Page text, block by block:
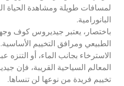
لمسافات طويلة ومشاهدة الحياة
البانورامية.
باختصار، يعتبر جيديروس كوف
الطبيعي ومرافق التخييم
الاسترخاء بجانب الماء، أو التنزه
المعالم السياحية القريبة، فإن
تخييم فريدة من نوعها لن تنساها.